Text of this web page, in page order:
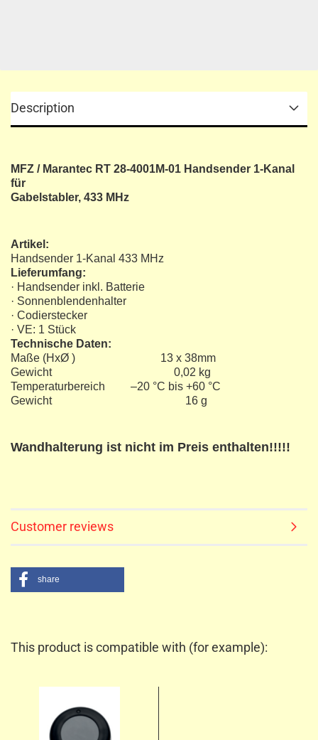
Description
MFZ / Marantec RT 28-4001M-01 Handsender 1-Kanal
für
Gabelstabler, 433 MHz
Artikel:
Handsender 1-Kanal 433 MHz
Lieferumfang:
· Handsender inkl. Batterie
· Sonnenblendenhalter
· Codierstecker
· VE: 1 Stück
Technische Daten:
Maße (HxØ ) 13 x 38mm
Gewicht 0,02 kg
Temperaturbereich –20 °C bis +60 °C
Gewicht 16 g
Wandhalterung ist nicht im Preis enthalten!!!!!
Customer reviews
share
This product is compatible with (for example):